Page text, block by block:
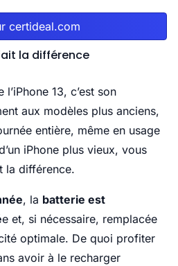
certideal.com
la différence
l’iPhone 13, c’est son
aux modèles plus anciens,
entière, même en usage
iPhone plus vieux, vous
la différence.
, la batterie est
e et, si nécessaire, remplacée
optimale. De quoi profiter
avoir à le recharger